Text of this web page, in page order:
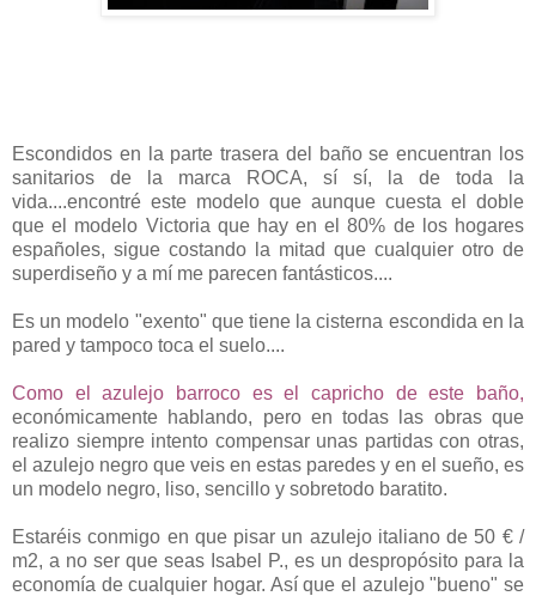
Escondidos en la parte trasera del baño se encuentran los
sanitarios de la marca ROCA, sí sí, la de toda la
vida....encontré este modelo que aunque cuesta el doble
que el modelo Victoria que hay en el 80% de los hogares
españoles, sigue costando la mitad que cualquier otro de
superdiseño y a mí me parecen fantásticos....
Es un modelo "exento" que tiene la cisterna escondida en la
pared y tampoco toca el suelo....
Como el azulejo barroco es el capricho de este baño,
económicamente hablando, pero en todas las obras que
realizo siempre intento compensar unas partidas con otras,
el azulejo negro que veis en estas paredes y en el sueño, es
un modelo negro, liso, sencillo y sobretodo baratito.
Estaréis conmigo en que pisar un azulejo italiano de 50 € /
m2, a no ser que seas Isabel P., es un despropósito para la
economía de cualquier hogar. Así que el azulejo "bueno" se